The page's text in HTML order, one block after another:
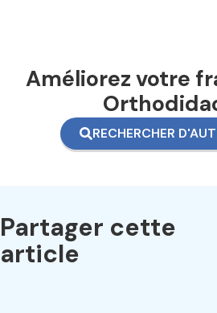
Améliorez votre
RECHERCHER
Partager cette
article